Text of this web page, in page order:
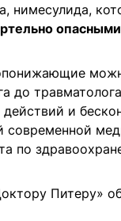
нимесулида,
до
и
современной
по
Питеру»